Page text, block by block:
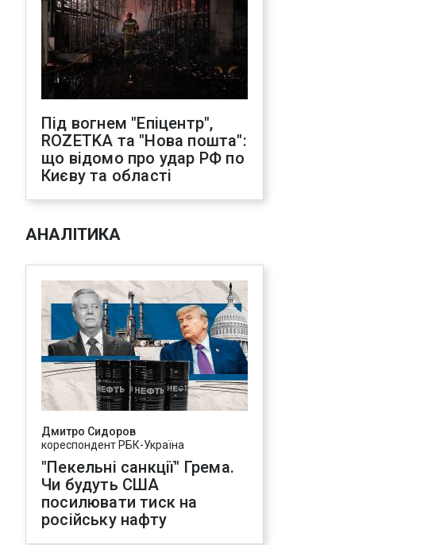
Під вогнем "Епіцентр",
ROZETKA та "Нова пошта":
що відомо про удар РФ по
Києву та області
АНАЛІТИКА
Дмитро Сидоров
кореспондент РБК-Україна
"Пекельні санкції" Грема.
Чи будуть США
посилювати тиск на
російську нафту